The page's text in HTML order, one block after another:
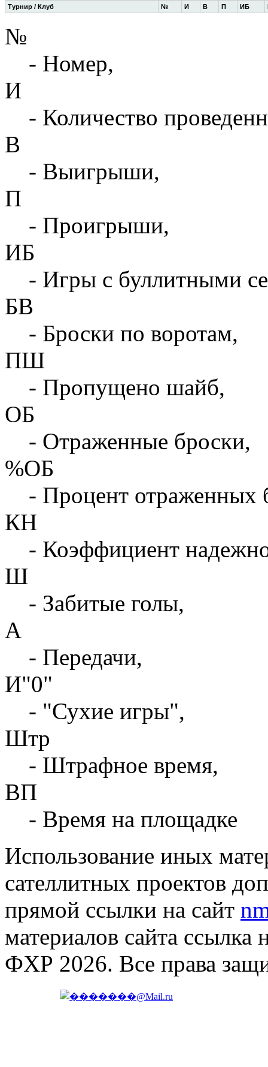
Турнир / Клуб № И В П ИБ
№
- Номер,
И
- Количество
В
- Выигрыши,
П
- Проигрыши,
ИБ
- Игры с буллитными
БВ
- Броски по воротам,
ПШ
- Пропущено шайб,
ОБ
- Отраженные броски,
%ОБ
- Процент отраженных
КН
- Коэффициент
Ш
- Забитые голы,
А
- Передачи,
И"0"
- "Сухие игры",
Штр
- Штрафное время,
ВП
- Время на площадке
Использование иных
сателлитных проектов
прямой ссылки на сайт
материалов сайта ссылка
ФХР 2026. Все права